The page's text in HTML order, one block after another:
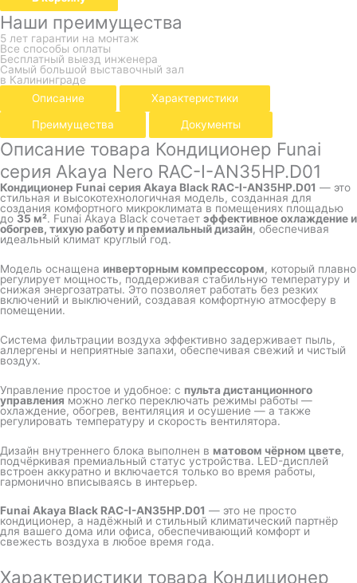
Наши преимущества
5 лет гарантии на монтаж
Все способы оплаты
Бесплатный выезд инженера
Самый большой выставочный зал
в Калининграде
Описание
Характеристики
Преимущества Документы
Описание товара Кондиционер Funai
серия Akaya Nero RAC-I-AN35HP.D01
Кондиционер Funai серия Akaya Black RAC-I-AN35HP.D01 — это
стильная и высокотехнологичная модель, созданная для
создания комфортного микроклимата в помещениях площадью
до 35 м². Funai Akaya Black сочетает эффективное охлаждение и
обогрев, тихую работу и премиальный дизайн, обеспечивая
идеальный климат круглый год.
Модель оснащена инверторным компрессором, который плавно
регулирует мощность, поддерживая стабильную температуру и
снижая энергозатраты. Это позволяет работать без резких
включений и выключений, создавая комфортную атмосферу в
помещении.
Система фильтрации воздуха эффективно задерживает пыль,
аллергены и неприятные запахи, обеспечивая свежий и чистый
воздух.
Управление простое и удобное: с пульта дистанционного
управления можно легко переключать режимы работы —
охлаждение, обогрев, вентиляция и осушение — а также
регулировать температуру и скорость вентилятора.
Дизайн внутреннего блока выполнен в матовом чёрном цвете,
подчёркивая премиальный статус устройства. LED-дисплей
встроен аккуратно и включается только во время работы,
гармонично вписываясь в интерьер.
Funai Akaya Black RAC-I-AN35HP.D01 — это не просто
кондиционер, а надёжный и стильный климатический партнёр
для вашего дома или офиса, обеспечивающий комфорт и
свежесть воздуха в любое время года.
Характеристики товара Кондиционер